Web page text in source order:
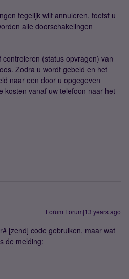
tegelijk wilt annuleren, toetst u
alle doorschakelingen
(status opvragen) van
Zodra u wordt gebeld en het
naar een door u opgegeven
kosten vanaf uw telefoon naar het
Forum|Forum|13 years ago
[zend] code gebruiken, maar wat
de melding: